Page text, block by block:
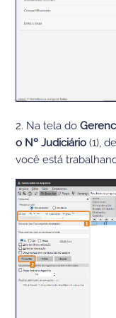
2. Na tela do
o Nº Judiciário (1),
você está